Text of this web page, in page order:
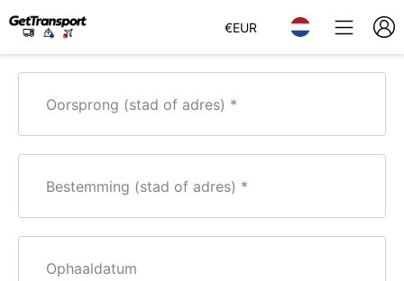
€EUR
Oorsprong (stad of adres)
Bestemming (stad of adres)
Ophaaldatum